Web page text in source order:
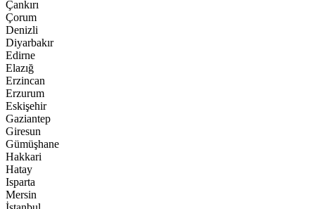
Çankırı
Çorum
Denizli
Diyarbakır
Edirne
Elazığ
Erzincan
Erzurum
Eskişehir
Gaziantep
Giresun
Gümüşhane
Hakkari
Hatay
Isparta
Mersin